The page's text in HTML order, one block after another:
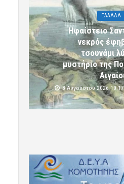
ΕΛΛΑΔΑ
Ηφαίστειο
νεκρός
τσουνάμι
μυστήριο της
8 Αυγούστου 2026 10:17